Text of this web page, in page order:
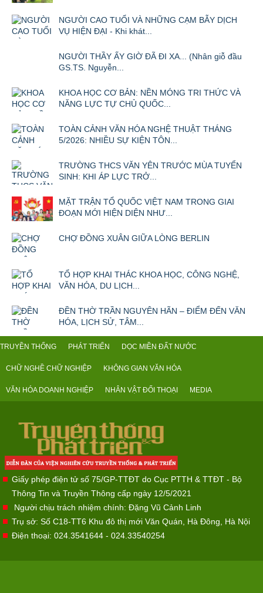
NGƯỜI CAO TUỔI VÀ NHỮNG CẠM BẪY DỊCH
VỤ HIỆN ĐẠI - Khi khát...
NGƯỜI THẦY ẤY GIỜ ĐÃ ĐI XA... (Nhân giỗ đầu
GS.TS. Nguyễn...
KHOA HỌC CƠ BẢN: NỀN MÓNG TRI THỨC VÀ
NĂNG LỰC TỰ CHỦ QUỐC...
TOÀN CẢNH VĂN HÓA NGHỆ THUẬT THÁNG
5/2026: NHIỀU SỰ KIỆN TÔN...
TRƯỜNG THCS VĂN YÊN TRƯỚC MÙA TUYỂN
SINH: KHI ÁP LỰC TRỞ...
MẶT TRẬN TỔ QUỐC VIỆT NAM TRONG GIAI
ĐOẠN MỚI HIỆN DIỆN NHƯ...
CHỢ ĐỒNG XUÂN GIỮA LÒNG BERLIN
TỔ HỢP KHAI THÁC KHOA HỌC, CÔNG NGHỆ,
VĂN HÓA, DU LỊCH...
ĐỀN THỜ TRẦN NGUYÊN HÃN – ĐIỂM ĐẾN VĂN
HÓA, LỊCH SỬ, TÂM...
TRUYỀN THỐNG PHÁT TRIỂN DỌC MIỀN ĐẤT NƯỚC
CHỮ NGHỀ CHỮ NGHIỆP KHÔNG GIAN VĂN HÓA
VĂN HÓA DOANH NGHIỆP NHÂN VẬT ĐỐI THOẠI MEDIA
Giấy phép điện tử số 75/GP-TTĐT do Cục PTTH & TTĐT - Bộ
Thông Tin và Truyền Thông cấp ngày 12/5/2021
Người chịu trách nhiệm chính: Đặng Vũ Cảnh Linh
Trụ sở: Số C18-TT6 Khu đô thị mới Văn Quán, Hà Đông, Hà Nội
Điện thoại: 024.3541644 - 024.33540254